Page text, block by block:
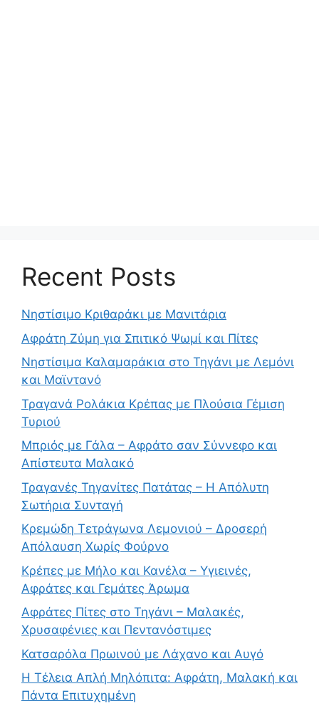
Recent Posts
Νηστίσιμο Κριθαράκι με Μανιτάρια
Αφράτη Ζύμη για Σπιτικό Ψωμί και Πίτες
Νηστίσιμα Καλαμαράκια στο Τηγάνι με Λεμόνι
και Μαϊντανό
Τραγανά Ρολάκια Κρέπας με Πλούσια Γέμιση
Τυριού
Μπριός με Γάλα – Αφράτο σαν Σύννεφο και
Απίστευτα Μαλακό
Τραγανές Τηγανίτες Πατάτας – Η Απόλυτη
Σωτήρια Συνταγή
Κρεμώδη Τετράγωνα Λεμονιού – Δροσερή
Απόλαυση Χωρίς Φούρνο
Κρέπες με Μήλο και Κανέλα – Υγιεινές,
Αφράτες και Γεμάτες Άρωμα
Αφράτες Πίτες στο Τηγάνι – Μαλακές,
Χρυσαφένιες και Πεντανόστιμες
Κατσαρόλα Πρωινού με Λάχανο και Αυγό
Η Τέλεια Απλή Μηλόπιτα: Αφράτη, Μαλακή και
Πάντα Επιτυχημένη